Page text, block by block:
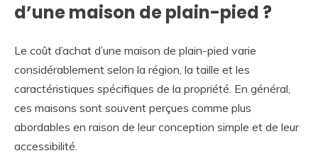
d’une maison de plain-pied ?
Le coût d’achat d’une maison de plain-pied varie
considérablement selon la région, la taille et les
caractéristiques spécifiques de la propriété. En général,
ces maisons sont souvent perçues comme plus
abordables en raison de leur conception simple et de leur
accessibilité.